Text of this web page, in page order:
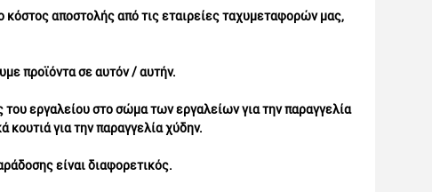
αποστολής από τις εταιρείες ταχυμεταφορών μας,
προϊόντα σε αυτόν / αυτήν.
εργαλείου στο σώμα των εργαλείων για την παραγγελία
για την παραγγελία χύδην.
είναι διαφορετικός.